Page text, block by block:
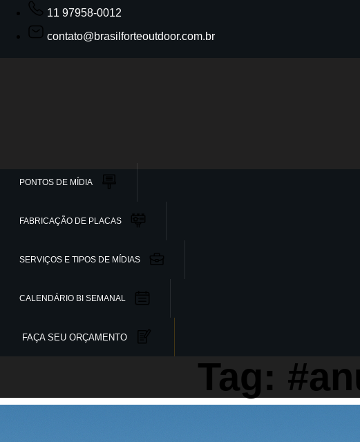
11 97958-0012
contato@brasilforteoutdoor.com.br
PONTOS DE MÍDIA
FABRICAÇÃO DE PLACAS
SERVIÇOS E TIPOS DE MÍDIAS
CALENDÁRIO BI SEMANAL
FAÇA SEU ORÇAMENTO
Tag: